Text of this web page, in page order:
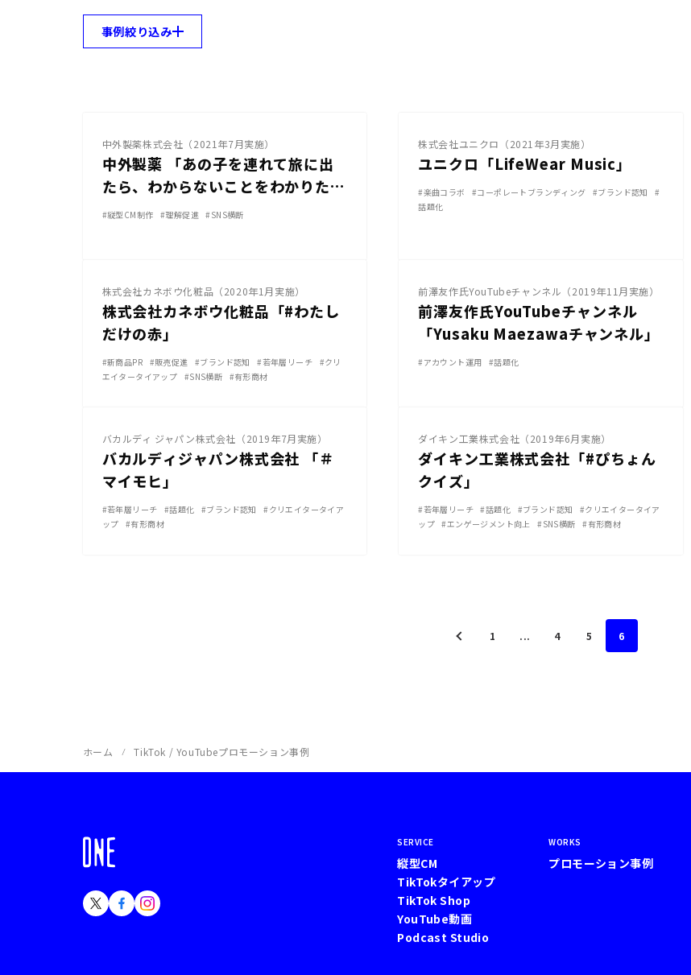
事例絞り込み
中外製薬株式会社（2021年7月実施）
中外製薬 「あの子を連れて旅に出
たら、わからないことをわかりたく
なった話」
#縦型CM制作 #理解促進 #SNS横断
株式会社ユニクロ（2021年3月実施）
ユニクロ「LifeWear Music」
#楽曲コラボ #コーポレートブランディング #ブランド認知
#
話題化
株式会社カネボウ化粧品（2020年1月実施）
株式会社カネボウ化粧品「#わたし
だけの赤」
#新商品PR #販売促進 #ブランド認知 #若年層リーチ #クリ
エイタータイアップ #SNS横断 #有形商材
前澤友作氏YouTubeチャンネル（2019年11月実施）
前澤友作氏YouTubeチャンネル
「Yusaku Maezawaチャンネル」
#アカウント運用 #話題化
バカルディ ジャパン株式会社（2019年7月実施）
バカルディジャパン株式会社 「＃
マイモヒ」
#若年層リーチ #話題化 #ブランド認知
#クリエイタータイア
ップ #有形商材
ダイキン工業株式会社（2019年6月実施）
ダイキン工業株式会社「#ぴちょん
クイズ」
#若年層リーチ #話題化 #ブランド認知
#クリエイタータイア
ップ #エンゲージメント向上 #SNS横断 #有形商材
1 ... 4 5 6
ホーム TikTok / YouTubeプロモーション事例
SERVICE
縦型CM
TikTokタイアップ
TikTok Shop
YouTube動画
Podcast Studio
WORKS
プロモーション事例